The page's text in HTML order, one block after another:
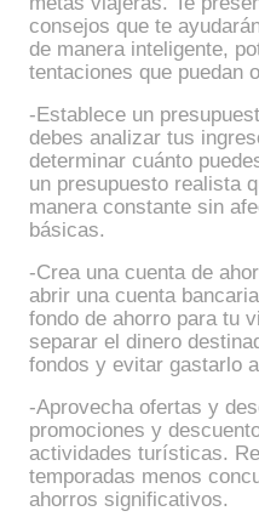
consejos que te
de manera inteligente,
tentaciones que puedan
-Establece un
debes analizar tus
determinar cuánto
un presupuesto realista
manera constante sin
básicas.
-Crea una cuenta de
abrir una cuenta
fondo de ahorro para tu
separar el dinero
fondos y evitar gastarlo
-Aprovecha ofertas y
promociones y
actividades turísticas.
temporadas menos
ahorros significativos.